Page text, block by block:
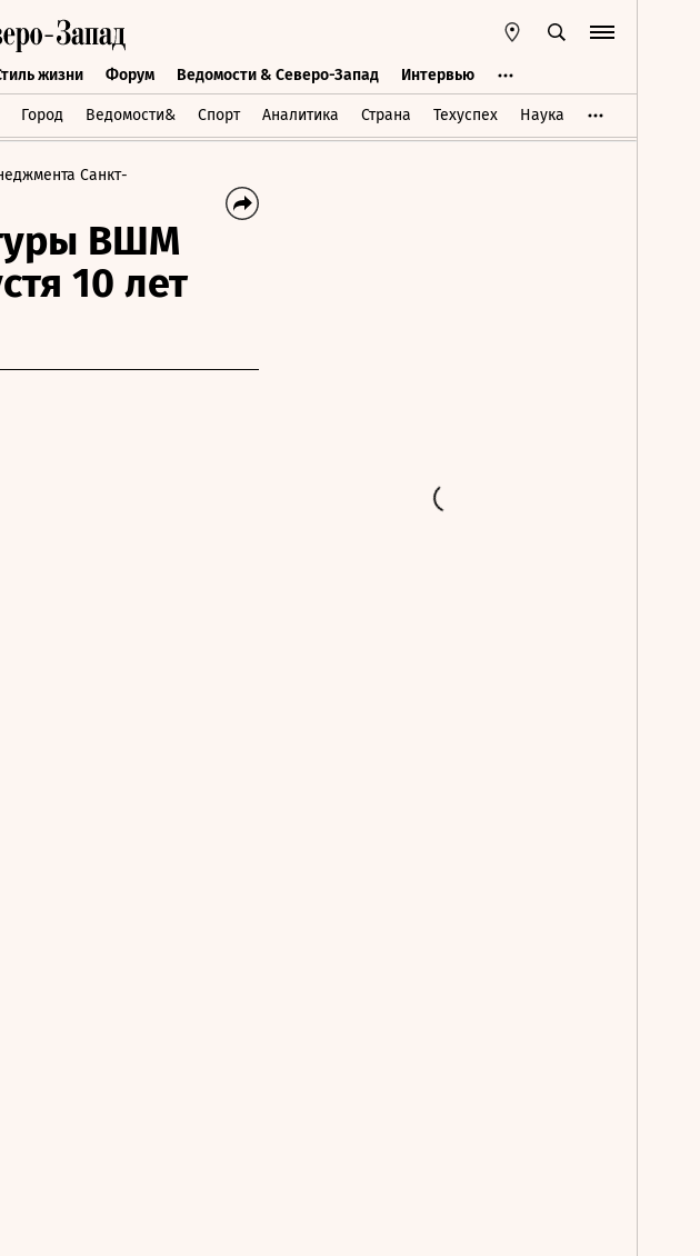
жизни Форум Ведомости & Северо-Запад Интервью
Город Ведомости& Спорт Аналитика Страна Техуспех Наука
Стиль жизни Форум Ведомости & Северо-Запад Интервью
Санкт-
ВШМ
10 лет